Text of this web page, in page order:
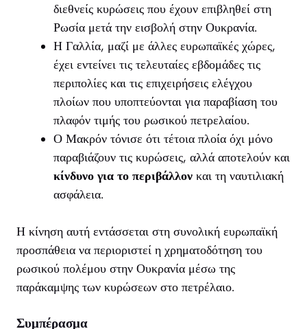
διεθνείς κυρώσεις που έχουν επιβληθεί στη
Ρωσία μετά την εισβολή στην Ουκρανία.
Η Γαλλία, μαζί με άλλες ευρωπαϊκές χώρες,
έχει εντείνει τις τελευταίες εβδομάδες τις
περιπολίες και τις επιχειρήσεις ελέγχου
πλοίων που υποπτεύονται για παραβίαση του
πλαφόν τιμής του ρωσικού πετρελαίου.
Ο Μακρόν τόνισε ότι τέτοια πλοία όχι μόνο
παραβιάζουν τις κυρώσεις, αλλά αποτελούν και
κίνδυνο για το περιβάλλον και τη ναυτιλιακή
ασφάλεια.
Η κίνηση αυτή εντάσσεται στη συνολική ευρωπαϊκή
προσπάθεια να περιοριστεί η χρηματοδότηση του
ρωσικού πολέμου στην Ουκρανία μέσω της
παράκαμψης των κυρώσεων στο πετρέλαιο.
Συμπέρασμα